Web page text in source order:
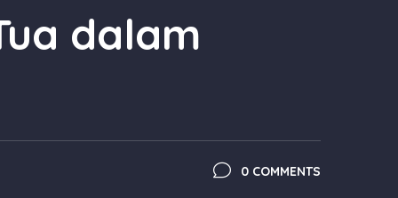
dalam
0 COMMENTS